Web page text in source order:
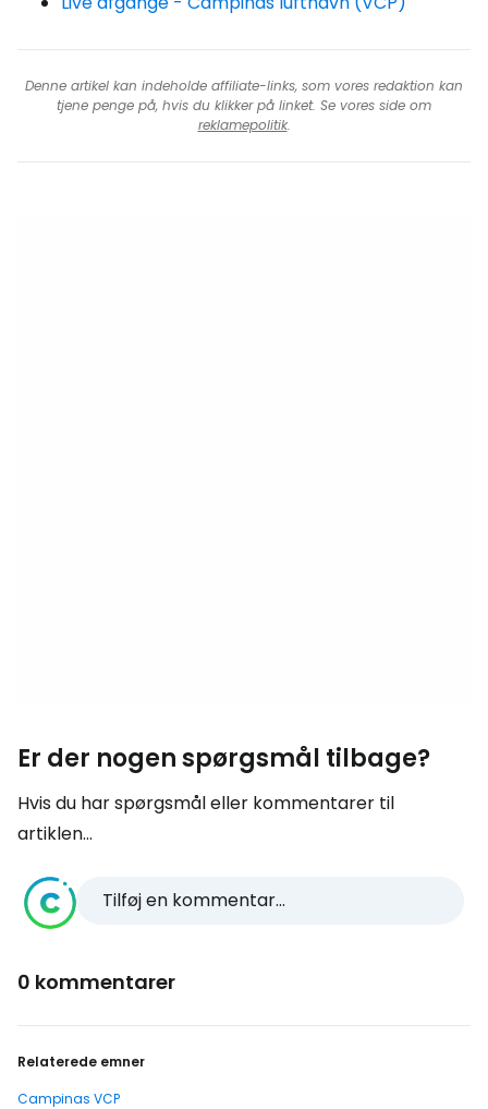
Denne artikel kan indeholde affiliate-links, som vores redaktion kan
tjene penge på, hvis du klikker på linket. Se vores side om
reklamepolitik.
Er der nogen spørgsmål tilbage?
Hvis du har spørgsmål eller kommentarer til
artiklen...
Tilføj en kommentar...
0 kommentarer
Relaterede emner
Campinas VCP